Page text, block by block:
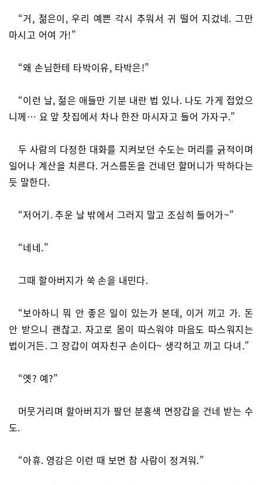
“거, 젊은이, 우리 예쁜 각시 추워서 귀 떨어 지겄네. 그만
마시고 어여 가!”
“왜 손님한테 타박이유, 타박은!”
“이런 날, 젊은 애들만 기분 내란 법 있나. 나도 가게 접었으
니께… 요 앞 찻집에서 차나 한잔 마시자고 들어 가자구.”
두 사람의 다정한 대화를 지켜보던 수도는 머리를 긁적이며
일어나 계산을 치른다. 거스름돈을 건네던 할머니가 딱하다는
듯 말한다.
“저어기. 추운 날 밖에서 그러지 말고 조심히 들어가~”
“네네.”
그때 할아버지가 쑥 손을 내민다.
“보아하니 뭐 안 좋은 일이 있는가 본데, 이거 끼고 가. 돈
안 받으니 괜찮고. 자고로 몸이 따스워야 마음도 따스워지는
법이거든. 그 장갑이 여자친구 손이다~ 생각허고 끼고 다녀.”
“옛? 예?”
머뭇거리며 할아버지가 팔던 분홍색 면장갑을 건네 받는 수
도.
“아휴. 영감은 이런 때 보면 참 사람이 정겨워.”